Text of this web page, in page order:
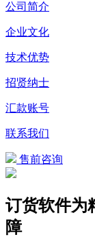
公司简介
企业文化
技术优势
招贤纳士
汇款账号
联系我们
售前咨询
订货软件为
障